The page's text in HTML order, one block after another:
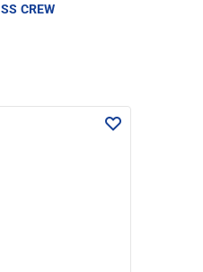
CREW